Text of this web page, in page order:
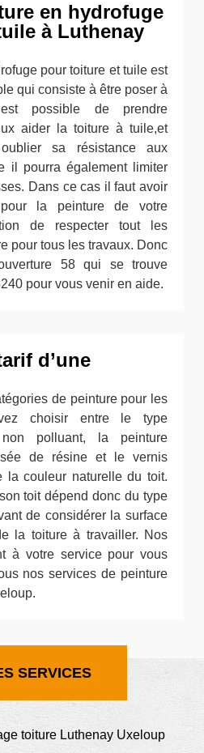
en hydrofuge
à Luthenay
pour toiture et tuile est
qui consiste à être poser à
possible de prendre
aider la toiture à tuile,et
sa résistance aux
il pourra également limiter
Dans ce cas il faut avoir
la peinture de votre
de respecter tout les
pour tous les travaux. Donc
58 qui se trouve
pour vous venir en aide.
d’une
de peinture pour les
choisir entre le type
polluant, la peinture
de résine et le vernis
la couleur naturelle du toit.
toit dépend donc du type
de considérer la surface
la toiture à travailler. Nos
à votre service pour vous
nos services de peinture
SERVICES
toiture Luthenay Uxeloup